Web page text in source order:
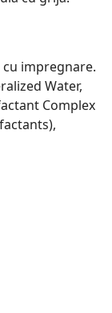
impregnare.
Water,
Complex